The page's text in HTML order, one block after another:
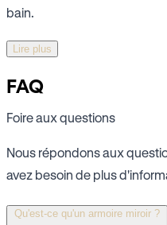
bain.
Lire plus
FAQ
Foire aux questions
Nous répondons aux
avez besoin de plus
Qu'est-ce qu'un armoire miroir ?